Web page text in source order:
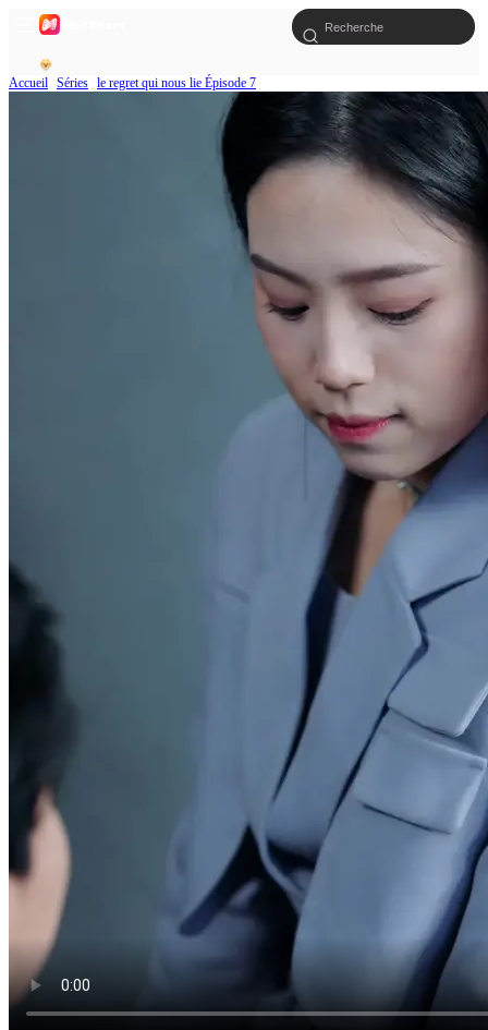
Accueil Séries le regret qui nous lie Épisode 7
Je viendrai te voir dans deux jours.